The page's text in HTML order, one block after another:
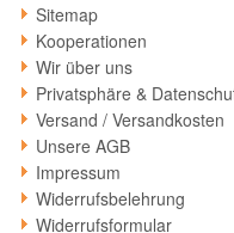
Sitemap
Kooperationen
Wir über uns
Privatsphäre &
Versand / Versandkosten
Unsere AGB
Impressum
Widerrufsbelehrung
Widerrufsformular